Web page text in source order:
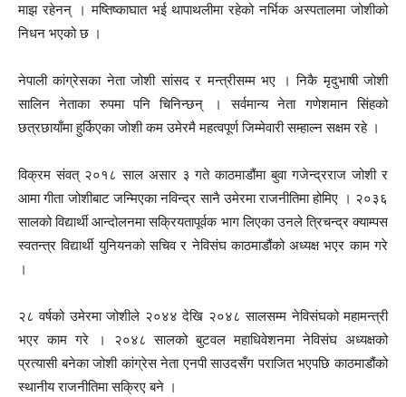
माझ रहेनन् । मष्तिष्काघात भई थापाथलीमा रहेको नर्भिक अस्पतालमा जोशीको
निधन भएको छ ।
नेपाली कांग्रेसका नेता जोशी सांसद र मन्त्रीसम्म भए । निकै मृदुभाषी जोशी
सालिन नेताका रुपमा पनि चिनिन्छन् । सर्वमान्य नेता गणेशमान सिंहको
छत्रछायाँमा हुर्किएका जोशी कम उमेरमै महत्वपूर्ण जिम्मेवारी सम्हाल्न सक्षम रहे ।
विक्रम संवत् २०१८ साल असार ३ गते काठमाडौंमा बुवा गजेन्द्रराज जोशी र
आमा गीता जोशीबाट जन्मिएका नविन्द्र सानै उमेरमा राजनीतिमा होमिए । २०३६
सालको विद्यार्थी आन्दोलनमा सक्रियतापूर्वक भाग लिएका उनले त्रिचन्द्र क्याम्पस
स्वतन्त्र विद्यार्थी युनियनको सचिव र नेविसंघ काठमाडौंको अध्यक्ष भएर काम गरे
।
२८ वर्षको उमेरमा जोशीले २०४४ देखि २०४८ सालसम्म नेविसंघको महामन्त्री
भएर काम गरे । २०४८ सालको बुटवल महाधिवेशनमा नेविसंघ अध्यक्षको
प्रत्यासी बनेका जोशी कांग्रेस नेता एनपी साउदसँग पराजित भएपछि काठमाडौंको
स्थानीय राजनीतिमा सक्रिए बने ।